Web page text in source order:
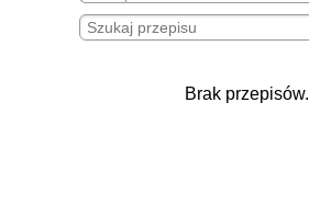
Brak przepisów.